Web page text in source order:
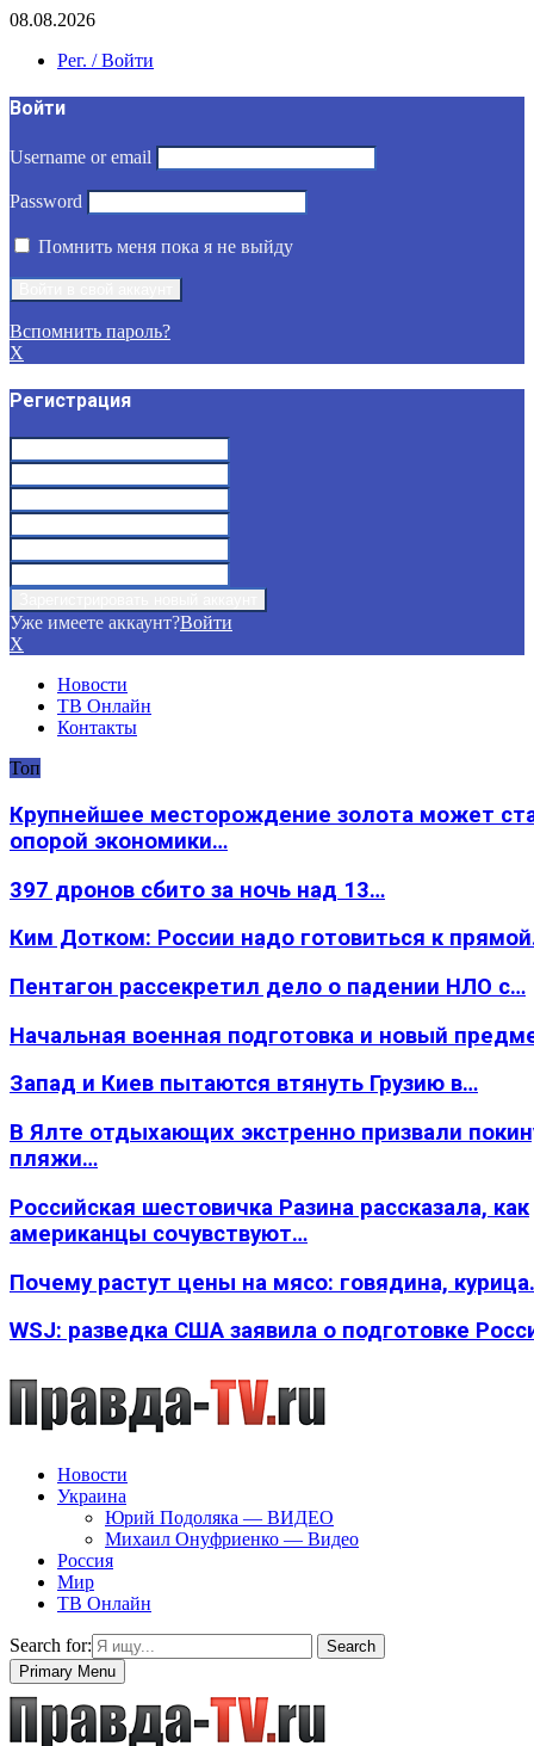
08.08.2026
Рег. / Войти
Войти
Username or email
Password
Помнить меня пока я не выйду
Вспомнить пароль?
X
Регистрация
Уже имеете аккаунт?Войти
X
Новости
ТВ Онлайн
Контакты
Топ
Крупнейшее месторождение золота может
опорой экономики…
397 дронов сбито за ночь над 13…
Ким Дотком: России надо готовиться к
Пентагон рассекретил дело о падении НЛО с…
Начальная военная подготовка и новый
Запад и Киев пытаются втянуть Грузию в…
В Ялте отдыхающих экстренно призвали
пляжи…
Российская шестовичка Разина рассказала, как
американцы сочувствуют…
Почему растут цены на мясо: говядина,
WSJ: разведка США заявила о подготовке
Новости
Украина
Юрий Подоляка — ВИДЕО
Михаил Онуфриенко — Видео
Россия
Мир
ТВ Онлайн
Search for:
Search
Primary Menu